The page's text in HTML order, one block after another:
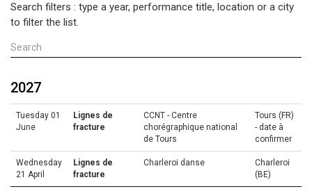
Search filters : type a year, performance title, location or a city
to filter the list.
2027
Tuesday 01
June
Lignes de
fracture
CCNT - Centre
chorégraphique national
de Tours
Tours (FR)
- date à
confirmer
Wednesday
21 April
Lignes de
fracture
Charleroi danse
Charleroi
(BE)